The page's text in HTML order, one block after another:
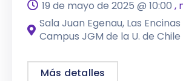
19 de mayo de 2025 @ 10:00 ,
Sala Juan Egenau, Las
Campus JGM de la U. de Chile
Más detalles